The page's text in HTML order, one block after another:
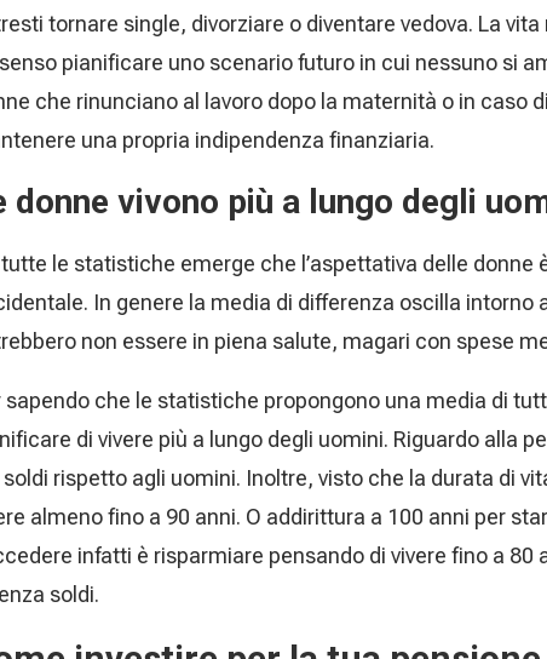
tornare single, divorziare o diventare vedova. La
pianificare uno scenario futuro in cui nessuno si
che rinunciano al lavoro dopo la maternità o in caso
una propria indipendenza finanziaria.
donne vivono più a lungo degli
le statistiche emerge che l’aspettativa delle
In genere la media di differenza oscilla intorno
non essere in piena salute, magari con spese
sapendo che le statistiche propongono una media di
di vivere più a lungo degli uomini. Riguardo alla
soldi rispetto agli uomini. Inoltre, visto che la durata di
almeno fino a 90 anni. O addirittura a 100 anni per
infatti è risparmiare pensando di vivere fino a
soldi.